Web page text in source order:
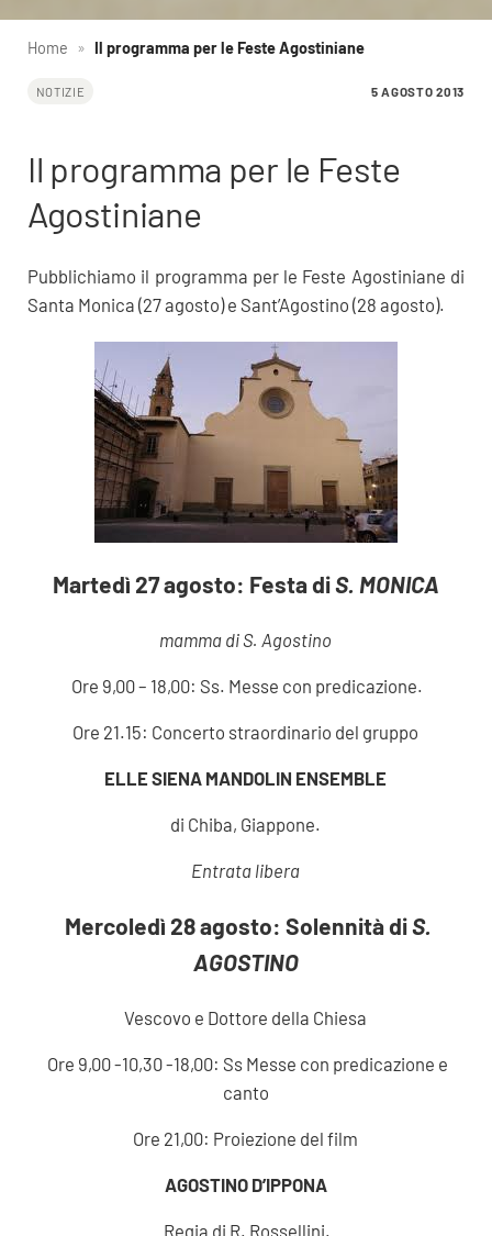
Home » Il programma per le Feste Agostiniane
NOTIZIE 5 AGOSTO 2013
Il programma per le Feste
Agostiniane
Pubblichiamo il programma per le Feste Agostiniane di
Santa Monica (27 agosto) e Sant’Agostino (28 agosto).
Martedì 27 agosto: Festa diS. MONICA
mamma di S. Agostino
Ore 9,00 – 18,00: Ss. Messe con predicazione.
Ore 21.15: Concerto straordinario del gruppo
ELLE SIENA MANDOLIN ENSEMBLE
di Chiba, Giappone.
Entrata libera
Mercoledì 28 agosto: Solennità diS.
AGOSTINO
Vescovo e Dottore della Chiesa
Ore 9,00 -10,30 -18,00: Ss Messe con predicazione e
canto
Ore 21,00: Proiezione del film
AGOSTINO D’IPPONA
Regia di R. Rossellini.